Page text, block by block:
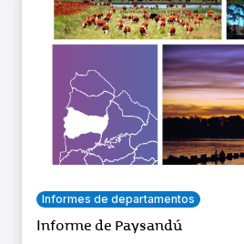
Informes de departamentos
Informe de Paysandú